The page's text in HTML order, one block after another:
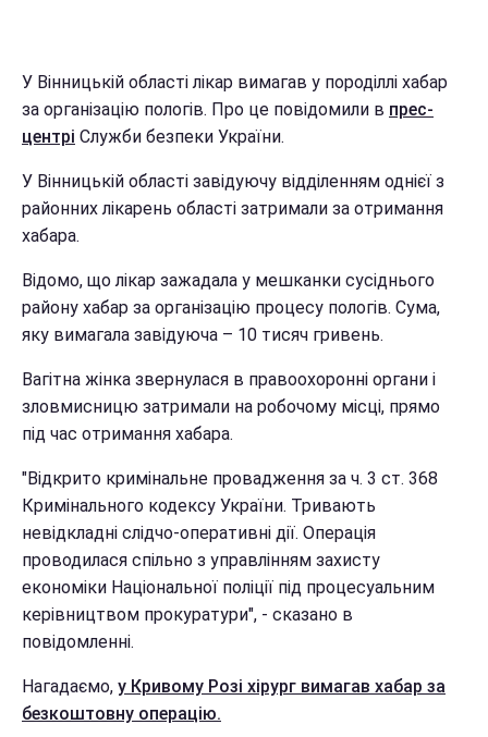
У Вінницькій області лікар вимагав у породіллі хабар
за організацію пологів. Про це повідомили в прес-
центрі Служби безпеки України.
У Вінницькій області завідуючу відділенням однієї з
районних лікарень області затримали за отримання
хабара.
Відомо, що лікар зажадала у мешканки сусіднього
району хабар за організацію процесу пологів. Сума,
яку вимагала завідуюча – 10 тисяч гривень.
Вагітна жінка звернулася в правоохоронні органи і
зловмисницю затримали на робочому місці, прямо
під час отримання хабара.
"Відкрито кримінальне провадження за ч. 3 ст. 368
Кримінального кодексу України. Тривають
невідкладні слідчо-оперативні дії. Операція
проводилася спільно з управлінням захисту
економіки Національної поліції під процесуальним
керівництвом прокуратури", - сказано в
повідомленні.
Нагадаємо, у Кривому Розі хірург вимагав хабар за
безкоштовну операцію.